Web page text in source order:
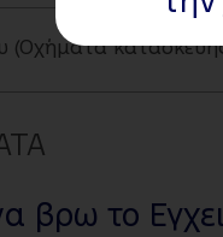
(Οχήματα
βρω το